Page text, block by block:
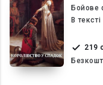
Бойове
В текcті